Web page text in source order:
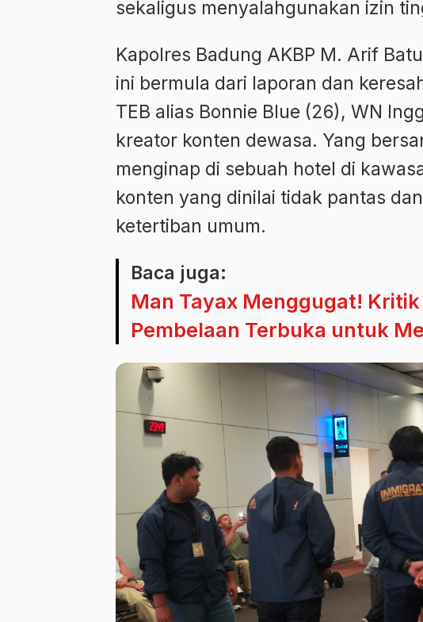
sekaligus menyalahgunakan izin
Kapolres Badung AKBP M. Arif
ini bermula dari laporan dan
TEB alias Bonnie Blue (26), WN
kreator konten dewasa. Yang
menginap di sebuah hotel di
konten yang dinilai tidak pantas
ketertiban umum.
Baca juga:
Man Tayax Menggugat!
Pembelaan Terbuka untuk